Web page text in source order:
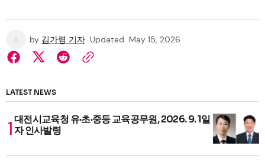
by 김가령 기자 Updated May 15, 2026
LATEST NEWS
대전시교육청 유·초·중등 교육공무원, 2026. 9. 1일
자 인사발령